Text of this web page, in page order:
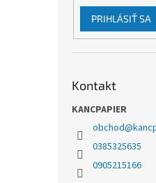
PRIHLÁSIŤ SA
Kontakt
KANCPAPIER
obchod@
0385325635
0905215166